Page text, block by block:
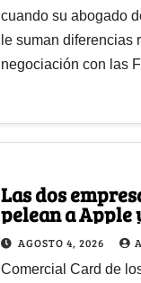
cuando su abogado
le suman diferencias
negociación con las
Las dos
pelean a Apple
ventas de
AGOSTO 4, 2026
Comercial Card de